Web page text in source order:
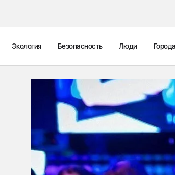
Экология Безопасность Люди Города